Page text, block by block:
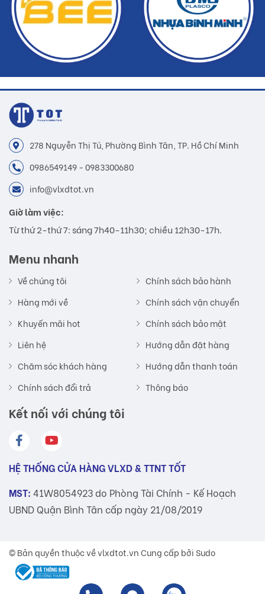
278 Nguyễn Thị Tú, Phường Bình Tân, TP. Hồ Chí Minh
0986549149 - 0983300680
info@vlxdtot.vn
Giờ làm việc:
Từ thứ 2-thứ 7: sáng 7h40-11h30; chiều 12h30-17h.
Menu nhanh
Về chúng tôi
Hàng mới về
Khuyến mãi hot
Liên hệ
Chăm sóc khách hàng
Chính sách đổi trả
Chính sách bảo hành
Chính sách vận chuyển
Chính sách bảo mật
Hướng dẫn đặt hàng
Hướng dẫn thanh toán
Thông báo
Kết nối với chúng tôi
HỆ THỐNG CỬA HÀNG VLXD & TTNT TỐT
MST: 41W8054923 do Phòng Tài Chính - Kế Hoạch
UBND Quận Bình Tân cấp ngày 21/08/2019
© Bản quyền thuộc vềvlxdtot.vnCung cấp bởi Sudo